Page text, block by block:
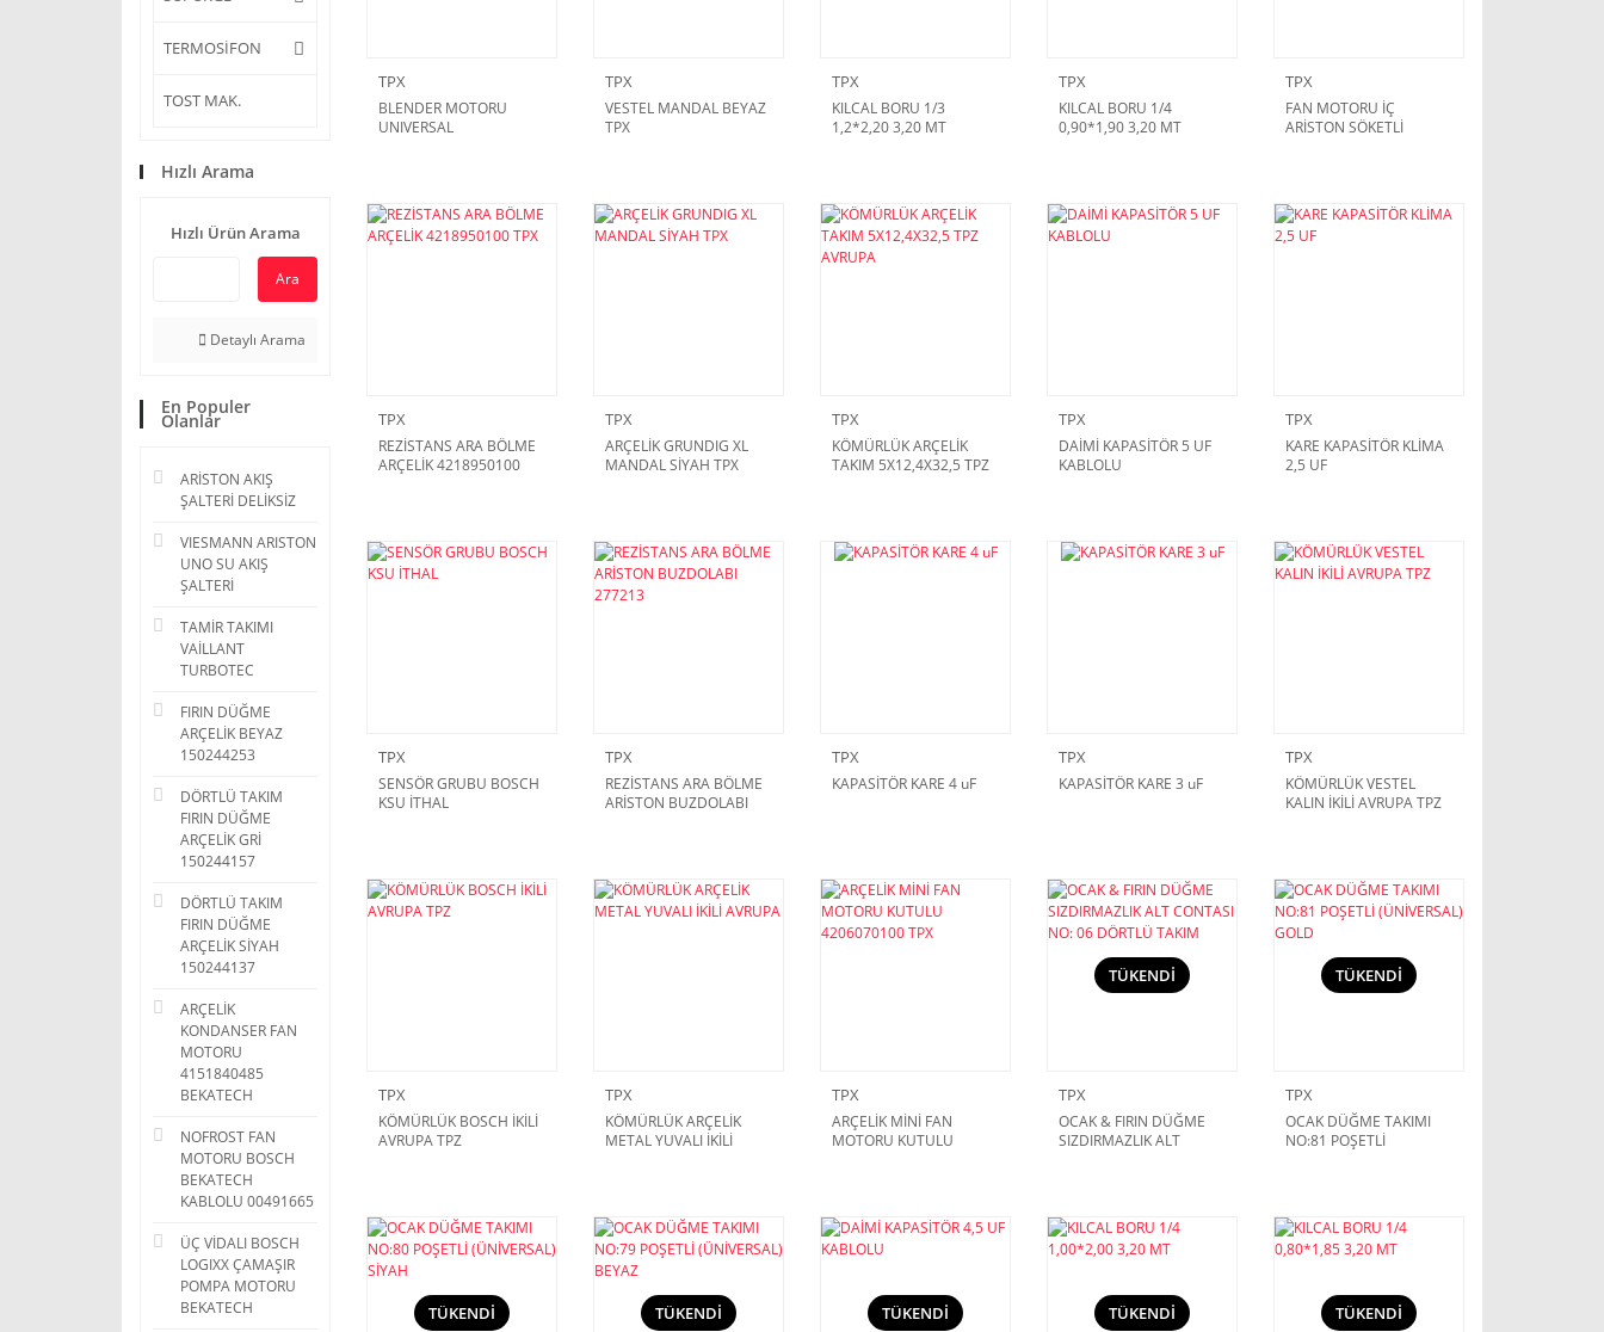
TERMOSİFON
TOST MAK.
Hızlı Arama
Hızlı Ürün Arama
Ara
Detaylı Arama
En Populer
Olanlar
ARİSTON AKIŞ
ŞALTERİ DELİKSİZ
VIESMANN ARISTON
UNO SU AKIŞ
ŞALTERİ
TAMİR TAKIMI
VAİLLANT
TURBOTEC
FIRIN DÜĞME
ARÇELİK BEYAZ
150244253
DÖRTLÜ TAKIM
FIRIN DÜĞME
ARÇELİK GRİ
150244157
DÖRTLÜ TAKIM
FIRIN DÜĞME
ARÇELİK SİYAH
150244137
ARÇELİK
KONDANSER FAN
MOTORU
4151840485
BEKATECH
NOFROST FAN
MOTORU BOSCH
BEKATECH
KABLOLU 00491665
ÜÇ VİDALI BOSCH
LOGIXX ÇAMAŞIR
POMPA MOTORU
BEKATECH
TPX
BLENDER MOTORU
UNIVERSAL
TPX
VESTEL MANDAL BEYAZ
TPX
TPX
KILCAL BORU 1/3
1,2*2,20 3,20 MT
TPX
KILCAL BORU 1/4
0,90*1,90 3,20 MT
TPX
FAN MOTORU İÇ
ARİSTON SÖKETLİ
TPX
REZİSTANS ARA BÖLME
ARÇELİK 4218950100
TPX
ARÇELİK GRUNDIG XL
MANDAL SİYAH TPX
TPX
KÖMÜRLÜK ARÇELİK
TAKIM 5X12,4X32,5 TPZ
TPX
DAİMİ KAPASİTÖR 5 UF
KABLOLU
TPX
KARE KAPASİTÖR KLİMA
2,5 UF
TPX
SENSÖR GRUBU BOSCH
KSU İTHAL
TPX
REZİSTANS ARA BÖLME
ARİSTON BUZDOLABI
TPX
KAPASİTÖR KARE 4 uF
TPX
KAPASİTÖR KARE 3 uF
TPX
KÖMÜRLÜK VESTEL
KALIN İKİLİ AVRUPA TPZ
TPX
KÖMÜRLÜK BOSCH İKİLİ
AVRUPA TPZ
TPX
KÖMÜRLÜK ARÇELİK
METAL YUVALI İKİLİ
TPX
ARÇELİK MİNİ FAN
MOTORU KUTULU
TÜKENDİ
TPX
OCAK & FIRIN DÜĞME
SIZDIRMAZLIK ALT
TÜKENDİ
TPX
OCAK DÜĞME TAKIMI
NO:81 POŞETLİ
TÜKENDİ TÜKENDİ TÜKENDİ TÜKENDİ TÜKENDİ